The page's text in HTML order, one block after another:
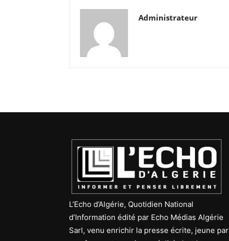
Administrateur
L’Echo d’Algérie, Quotidien National
d’Information édité par Echo Médias Algérie
Sarl, venu enrichir la presse écrite, jeune par